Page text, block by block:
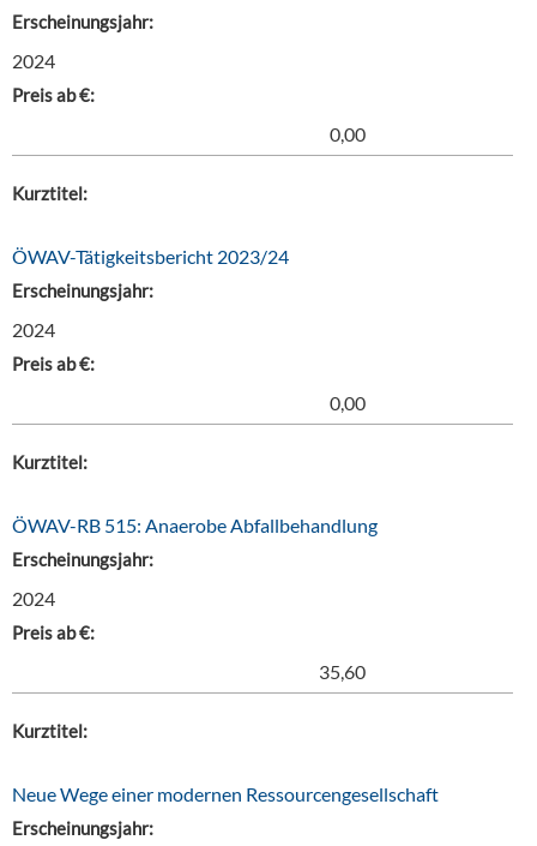
Erscheinungsjahr:
2024
Preis ab €:
0,00
Kurztitel:
ÖWAV-Tätigkeitsbericht 2023/24
Erscheinungsjahr:
2024
Preis ab €:
0,00
Kurztitel:
ÖWAV-RB 515: Anaerobe Abfallbehandlung
Erscheinungsjahr:
2024
Preis ab €:
35,60
Kurztitel:
Neue Wege einer modernen Ressourcengesellschaft
Erscheinungsjahr: